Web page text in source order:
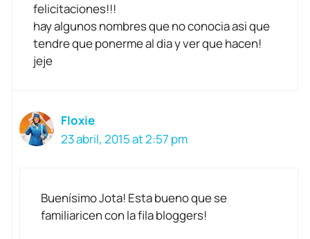
felicitaciones!!!
hay algunos nombres que no conocia asi que
tendre que ponerme al dia y ver que hacen!
jeje
Floxie
23 abril, 2015 at 2:57 pm
Buenísimo Jota! Esta bueno que se
familiaricen con la fila bloggers!